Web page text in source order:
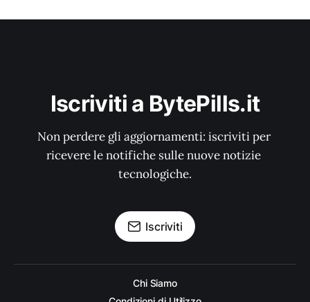
Iscriviti a BytePills.it
Non perdere gli aggiornamenti: iscriviti per
ricevere le notifiche sulle nuove notizie
tecnologiche.
Iscriviti
Chi Siamo